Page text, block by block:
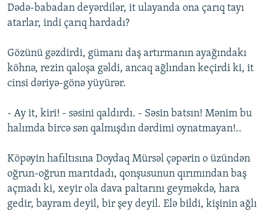
Dədə-babadan deyərdilər, it ulayanda ona çarıq tayı
atarlar, indi çarıq hardadı?
Gözünü gəzdirdi, gümanı daş artırmanın ayağındakı
köhnə, rezin qaloşa gəldi, ancaq ağlından keçirdi ki, it
cinsi dəriyə-gönə yüyürər.
- Ay it, kiri! - səsini qaldırdı. - Səsin batsın! Mənim bu
halımda bircə sən qalmışdın dərdimi oynatmayan!..
Köpəyin hafıltısına Doydaq Mürsəl çəpərin o üzündən
oğrun-oğrun marıtdadı, qonşusunun qırımından baş
açmadı ki, xeyir ola dava paltarını geyməkdə, hara
gedir, bayram deyil, bir şey deyil. Elə bildi, kişinin ağlı